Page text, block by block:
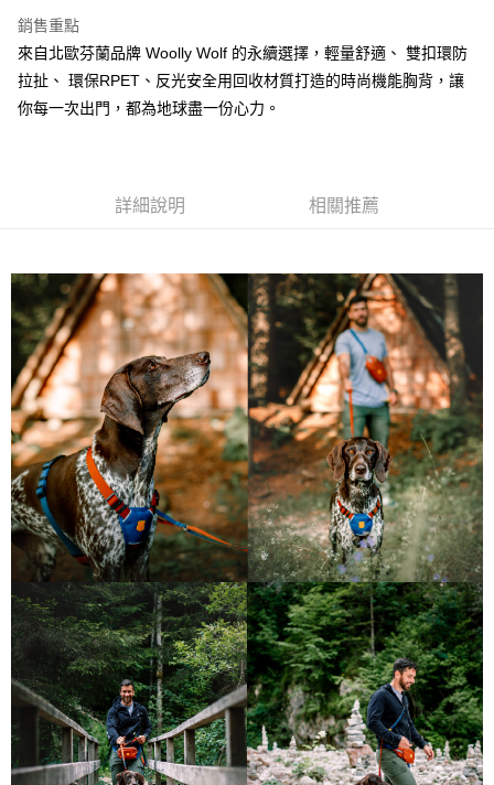
全家取貨付款
每筆NT$60，滿NT$899(含以上)免運費
離島宅配
每筆NT$100，滿NT$899(含以上)免運費
海外配送 查看運費
銷售重點
來自北歐芬蘭品牌 Woolly Wolf 的永續選擇，輕量舒適、 雙扣環防
拉扯、 環保RPET、反光安全用回收材質打造的時尚機能胸背，讓
你每一次出門，都為地球盡一份心力。
詳細說明 相關推薦